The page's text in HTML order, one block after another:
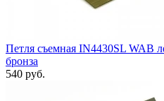
Петля съемная IN4430SL WAB
бронза
540 руб.